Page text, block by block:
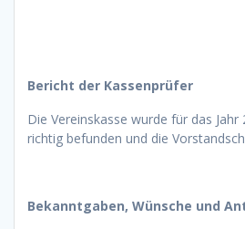
Bericht der Kassenprüfer
Die Vereinskasse wurde für das
richtig befunden und die
Bekanntgaben, Wünsche und